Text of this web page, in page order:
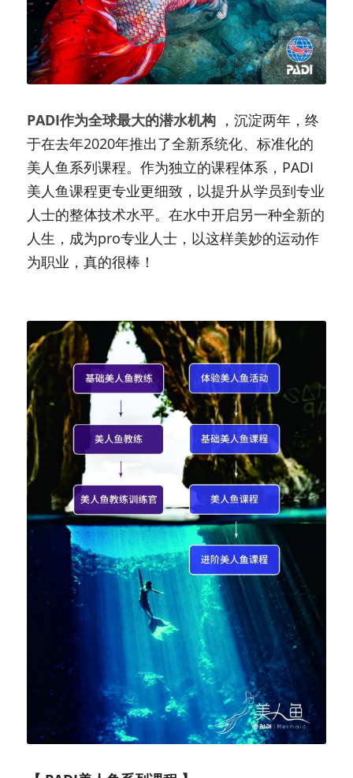
PADI作为全球最大的潜水机构 ，沉淀两年，终
于在去年2020年推出了全新系统化、标准化的
美人鱼系列课程。作为独立的课程体系，PADI
美人鱼课程更专业更细致，以提升从学员到专业
人士的整体技术水平。在水中开启另一种全新的
人生，成为pro专业人士，以这样美妙的运动作
为职业，真的很棒！